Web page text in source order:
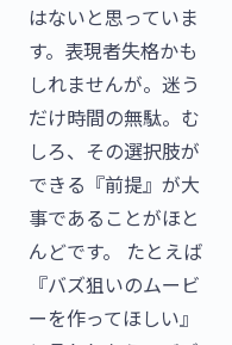
はないと思っていま
す。表現者失格かも
しれませんが。迷う
だけ時間の無駄。む
しろ、その選択肢が
できる『前提』が大
事であることがほと
んどです。 たとえば
『バズ狙いのムービ
ーを作ってほしい』